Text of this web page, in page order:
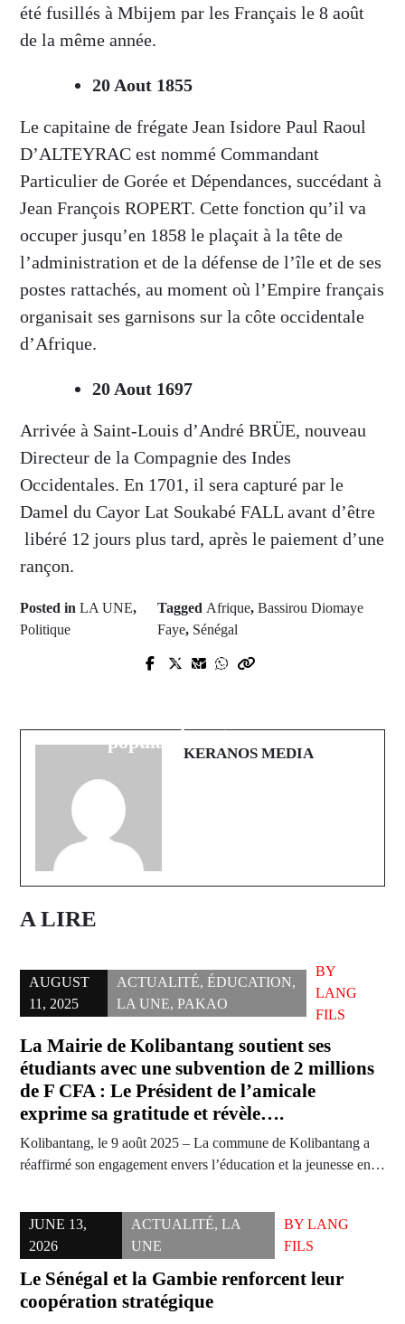
été fusillés à Mbijem par les Français le 8 août
de la même année.
20 Aout 1855
Le capitaine de frégate Jean Isidore Paul Raoul
D’ALTEYRAC est nommé Commandant
Particulier de Gorée et Dépendances, succédant à
Jean François ROPERT. Cette fonction qu’il va
occuper jusqu’en 1858 le plaçait à la tête de
l’administration et de la défense de l’île et de ses
postes rattachés, au moment où l’Empire français
organisait ses garnisons sur la côte occidentale
d’Afrique.
20 Aout 1697
Arrivée à Saint-Louis d’André BRÜE, nouveau
Directeur de la Compagnie des Indes
Occidentales. En 1701, il sera capturé par le
Damel du Cayor Lat Soukabé FALL avant d’être
libéré 12 jours plus tard, après le paiement d’une
rançon.
Posted in LA UNE,
Politique
Tagged Afrique,Bassirou Diomaye
Faye, Sénégal
Prev Post
polémique
Next Post
populations riveraines
KERANOS MEDIA
A LIRE
AUGUST
11, 2025
ACTUALITÉ,ÉDUCATION,
LA UNE,PAKAO
BY
LANG
FILS
La Mairie de Kolibantang soutient ses
étudiants avec une subvention de 2 millions
de F CFA : Le Président de l’amicale
exprime sa gratitude et révèle….
Kolibantang, le 9 août 2025 – La commune de Kolibantang a
réaffirmé son engagement envers l’éducation et la jeunesse en…
JUNE 13,
2026
ACTUALITÉ,LA
UNE
BYLANG
FILS
Le Sénégal et la Gambie renforcent leur
coopération stratégique